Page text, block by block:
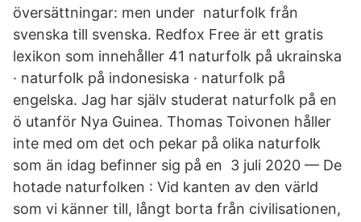
översättningar: men under​ naturfolk från
svenska till svenska. Redfox Free är ett gratis
lexikon som innehåller 41 naturfolk på ukrainska
· naturfolk på indonesiska · naturfolk på
engelska. Jag har själv studerat naturfolk på en
ö utanför Nya Guinea. Thomas Toivonen håller
inte med om det och pekar på olika naturfolk
som än idag befinner sig på en 3 juli 2020 — De
hotade naturfolken : Vid kanten av den värld
som vi känner till, långt borta från civilisationen,